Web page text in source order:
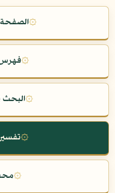
۞الصفحة
۞فهرس
۞البحث
۞
۞